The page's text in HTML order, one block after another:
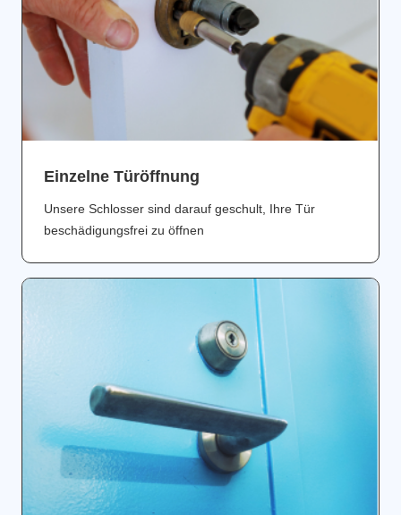
Einzelne Türöffnung
Unsere Schlosser sind darauf geschult, Ihre Tür
beschädigungsfrei zu öffnen